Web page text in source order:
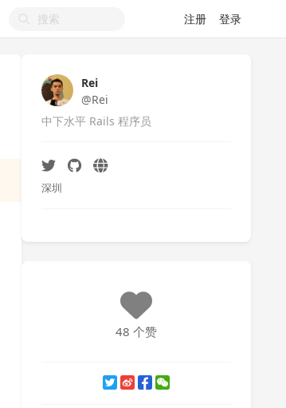
注册 登录
Rei
@Rei
中下水平 Rails 程序员
深圳
48 个赞